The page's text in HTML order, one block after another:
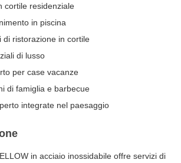
cortile residenziale
in piscina
di ristorazione in cortile
di lusso
per case vacanze
di famiglia e barbecue
integrate nel paesaggio
in acciaio inossidabile offre servizi di